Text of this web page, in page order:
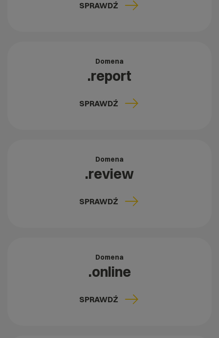
SPRAWDŹ
Domena
.report
SPRAWDŹ
Domena
.review
SPRAWDŹ
Domena
.online
SPRAWDŹ